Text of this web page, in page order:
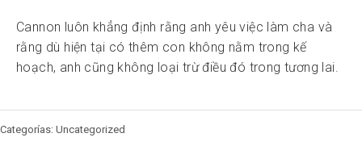
Cannon luôn khẳng định rằng anh yêu việc làm cha và
rằng dù hiện tại có thêm con không nằm trong kế
hoạch, anh cũng không loại trừ điều đó trong tương lai.
Categorías: Uncategorized